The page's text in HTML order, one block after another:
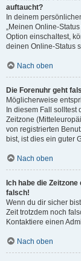
auftaucht?
In deinem
„Meinen Online-
Option einschaltest,
deinen Online-Status
Nach oben
Die Forenuhr geht
Möglicherweise
In diesem Fall solltest
Zeitzone
von registrierten
bist, ist dies ein guter
Nach oben
Ich habe die
falsch!
Wenn du dir sicher
Zeit trotzdem noch
Kontaktiere einen
Nach oben